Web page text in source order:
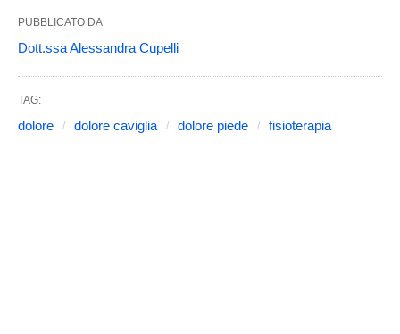
PUBBLICATO DA
Dott.ssa Alessandra Cupelli
TAG:
dolore dolore caviglia dolore piede fisioterapia